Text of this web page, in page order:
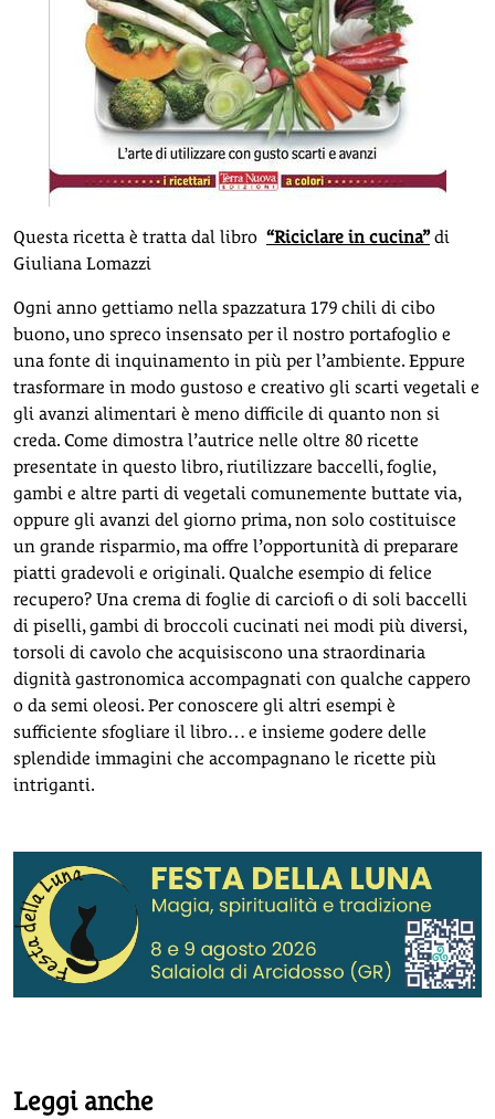
Questa ricetta è tratta dal libro “Riciclare in cucina”di
Giuliana Lomazzi
Ogni anno gettiamo nella spazzatura 179 chili di cibo
buono, uno spreco insensato per il nostro portafoglio e
una fonte di inquinamento in più per l’ambiente. Eppure
trasformare in modo gustoso e creativo gli scarti vegetali e
gli avanzi alimentari è meno difficile di quanto non si
creda. Come dimostra l’autrice nelle oltre 80 ricette
presentate in questo libro, riutilizzare baccelli, foglie,
gambi e altre parti di vegetali comunemente buttate via,
oppure gli avanzi del giorno prima, non solo costituisce
un grande risparmio, ma offre l’opportunità di preparare
piatti gradevoli e originali. Qualche esempio di felice
recupero? Una crema di foglie di carciofi o di soli baccelli
di piselli, gambi di broccoli cucinati nei modi più diversi,
torsoli di cavolo che acquisiscono una straordinaria
dignità gastronomica accompagnati con qualche cappero
o da semi oleosi. Per conoscere gli altri esempi è
sufficiente sfogliare il libro… e insieme godere delle
splendide immagini che accompagnano le ricette più
intriganti.
Leggi anche